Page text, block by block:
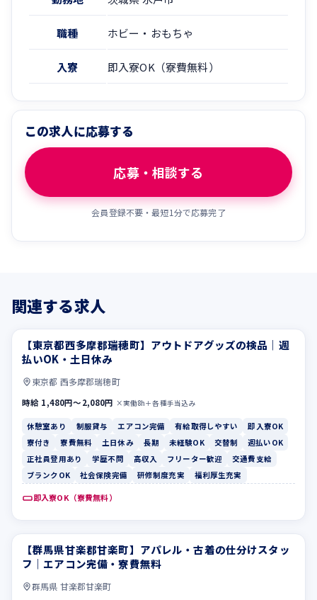
職種 ホビー・おもちゃ
入寮 即入寮OK（寮費無料）
この求人に応募する
応募・相談する
会員登録不要・最短1分で応募完了
関連する求人
休憩室あり 制服貸与
【東京都西多摩郡瑞穂町】アウトドアグッズの検品｜週
払いOK・土日休み
東京都 西多摩郡瑞穂町
時給 1,480円〜2,080円 ×実働8h＋各種手当込み
休憩室あり 制服貸与 エアコン完備 有給取得しやすい
即入寮OK
寮付き
寮費無料 土日休み 長期 未経験OK 交替制
週払いOK
正社員登用あり
学歴不問 高収入 フリーター歓迎
交通費支給
ブランクOK
社会保険完備 研修制度充実 福利厚生充実
即入寮OK（寮費無料）
長期 未経験OK
【群馬県甘楽郡甘楽町】アパレル・古着の仕分けスタッ
フ｜エアコン完備・寮費無料
群馬県 甘楽郡甘楽町